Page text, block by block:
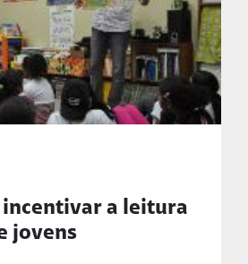
incentivar a leitura
jovens